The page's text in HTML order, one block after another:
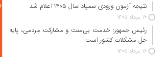
نتیجه آزمون ورودی سمپاد سال ۱۴۰۵ اعلام شد
16 مرداد 1405
رئیس جمهور: خدمت بی‌منت و مشارکت مردمی، پایه
حل مشکلات کشور است
16 مرداد 1405